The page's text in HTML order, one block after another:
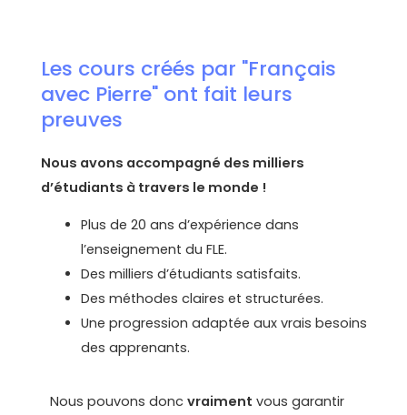
Les cours créés par "Français
avec Pierre" ont fait leurs
preuves
Nous avons accompagné des milliers
d’étudiants à travers le monde !
Plus de 20 ans d’expérience dans
l’enseignement du FLE.
Des milliers d’étudiants satisfaits.
Des méthodes claires et structurées.
Une progression adaptée aux vrais besoins
des apprenants.
Nous pouvons doncvraiment vous garantir